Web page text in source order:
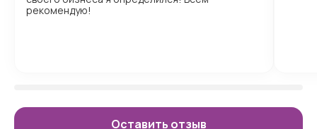
рекомендую!
Оставить отзыв